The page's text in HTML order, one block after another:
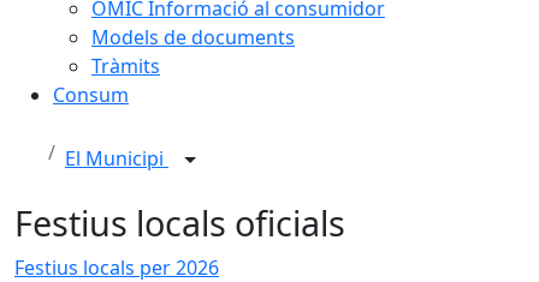
OMIC Informació al consumidor
Models de documents
Tràmits
Consum
El Municipi
Festius locals oficials
Festius locals per 2026